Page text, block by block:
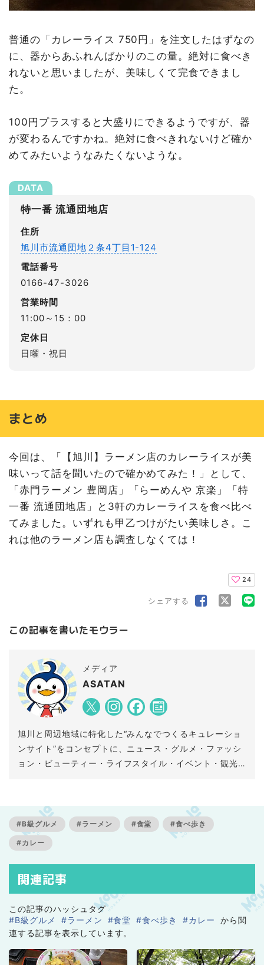
普通の「カレーライス 750円」を注文したはずなの
に、器からあふれんばかりのこの量。絶対に食べき
れないと思いましたが、美味しくて完食できまし
た。
100円プラスすると大盛りにできるようですが、器
が変わるんですかね。絶対に食べきれないけど確か
めてみたいようなみたくないような。
特一番 流通団地店
住所
旭川市流通団地２条4丁目1-124
電話番号
0166-47-3026
営業時間
11:00～15：00
定休日
日曜・祝日
まとめ
今回は、「【旭川】ラーメン店のカレーライスが美
味いって話を聞いたので確かめてみた！」として、
「赤門ラーメン 豊岡店」「らーめんや 京楽」「特
一番 流通団地店」と3軒のカレーライスを食べ比べ
てみました。いずれも甲乙つけがたい美味しさ。こ
れは他のラーメン店も調査しなくては！
24
シェアする
この記事を書いたモウラー
メディア
ASATAN
旭川と周辺地域に特化した“みんなでつくるキュレーショ
ンサイト”をコンセプトに、ニュース・グルメ・ファッシ
ョン・ビューティー・ライフスタイル・イベント・観光
#B級グルメ #ラーメン #食堂 #食べ歩き
#カレー
関連記事
この記事のハッシュタグ
#B級グルメ
#ラーメン #食堂 #食べ歩き #カレー
から関
連する記事を表示しています。